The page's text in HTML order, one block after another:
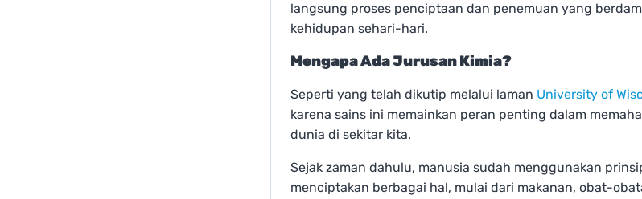
langsung proses penciptaan dan penemuan yang
kehidupan sehari-hari.
Mengapa Ada Jurusan Kimia?
Seperti yang telah dikutip melalui laman University of
karena sains ini memainkan peran penting dalam
dunia di sekitar kita.
Sejak zaman dahulu, manusia sudah menggunakan
menciptakan berbagai hal, mulai dari makanan, obat-